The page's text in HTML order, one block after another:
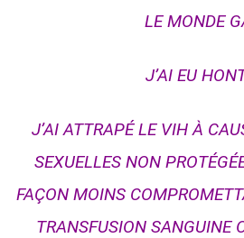
LE MONDE
J’AI EU
J’AI ATTRAPÉ LE VIH À
SEXUELLES NON
FAÇON MOINS
TRANSFUSION SANGUINE